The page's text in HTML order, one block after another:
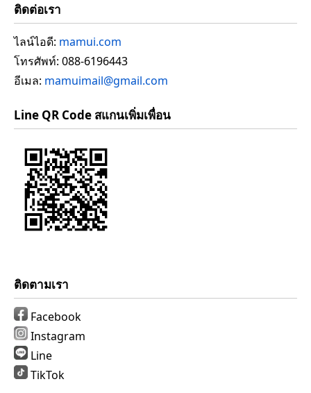
ติดต่อเรา
ไลน์ไอดี: mamui.com
โทรศัพท์: 088-6196443
อีเมล: mamuimail@gmail.com
Line QR Code สแกนเพิ่มเพื่อน
ติดตามเรา
Facebook
Instagram
Line
TikTok